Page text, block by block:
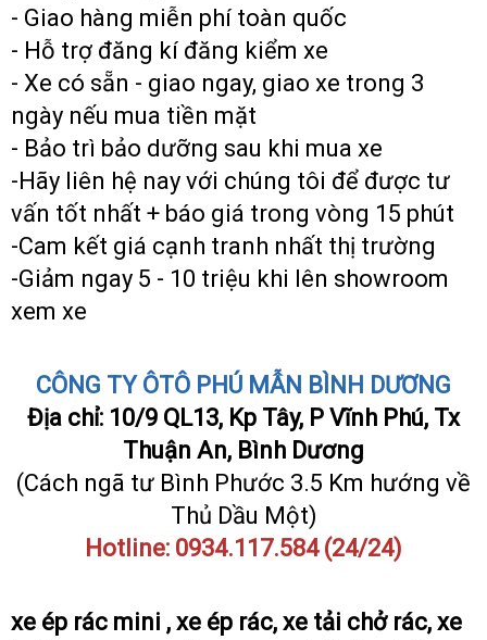
- Giao hàng miễn phí toàn quốc
- Hỗ trợ đăng kí đăng kiểm xe
- Xe có sẵn - giao ngay, giao xe trong 3
ngày nếu mua tiền mặt
- Bảo trì bảo dưỡng sau khi mua xe
-Hãy liên hệ nay với chúng tôi để được tư
vấn tốt nhất + báo giá trong vòng 15 phút
-Cam kết giá cạnh tranh nhất thị trường
-Giảm ngay 5 - 10 triệu khi lên showroom
xem xe
CÔNG TY ÔTÔ PHÚ MẪN BÌNH DƯƠNG
Địa chỉ: 10/9 QL13, Kp Tây, P Vĩnh Phú, Tx
Thuận An, Bình Dương
(Cách ngã tư Bình Phước 3.5 Km hướng về
Thủ Dầu Một)
Hotline: 0934.117.584 (24/24)
xe ép rác mini , xe ép rác, xe tải chở rác, xe